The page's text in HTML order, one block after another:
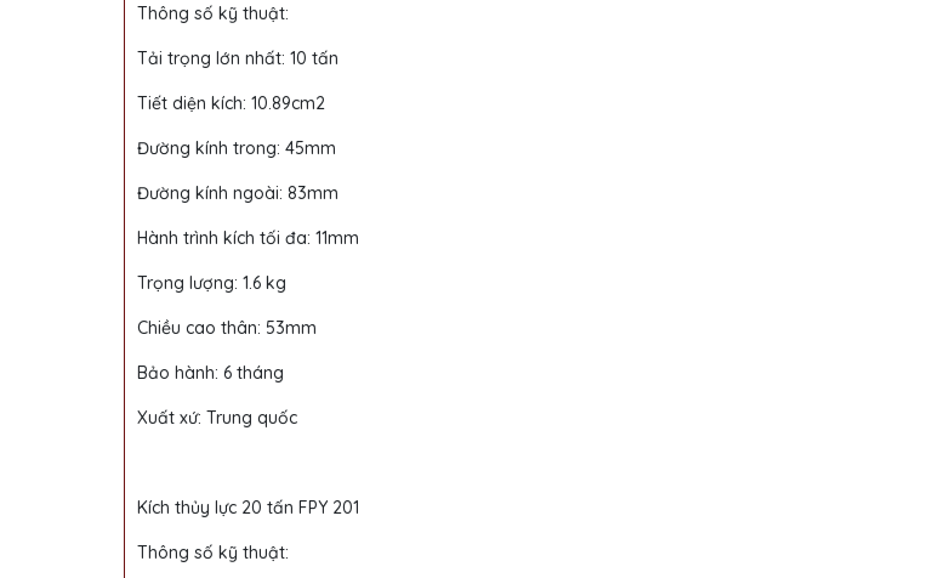
Thông số kỹ thuật:
Tải trọng lớn nhất: 10 tấn
Tiết diện kích: 10.89cm2
Đường kính trong: 45mm
Đường kính ngoài: 83mm
Hành trình kích tối đa: 11mm
Trọng lượng: 1.6 kg
Chiều cao thân: 53mm
Bảo hành: 6 tháng
Xuất xứ: Trung quốc
Kích thủy lực 20 tấn FPY 201
Thông số kỹ thuật: